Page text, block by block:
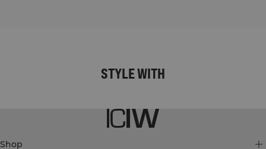
STYLE WITH
Shop